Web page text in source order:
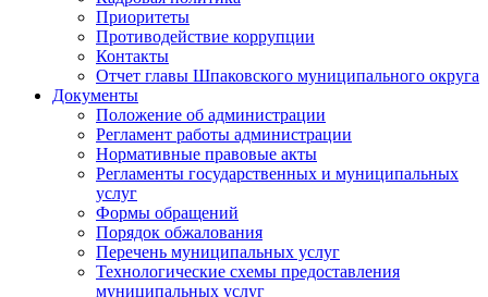
Приоритеты
Противодействие коррупции
Контакты
Отчет главы Шпаковского муниципального округа
Документы
Положение об администрации
Регламент работы администрации
Нормативные правовые акты
Регламенты государственных и муниципальных
услуг
Формы обращений
Порядок обжалования
Перечень муниципальных услуг
Технологические схемы предоставления
муниципальных услуг